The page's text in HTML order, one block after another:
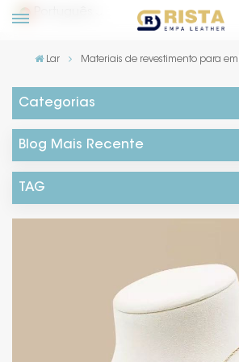
Lar Materiais de revestimento para
Categorias
Blog Mais Recente
TAG